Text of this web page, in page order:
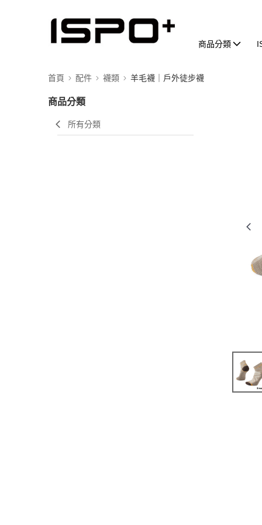
商品分類
首頁 配件 襪類 羊毛襪｜戶外徒步襪
商品分類
所有分類